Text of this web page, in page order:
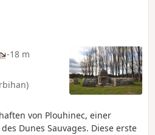
-18 m
von Plouhinec, einer
Dunes Sauvages. Diese erste